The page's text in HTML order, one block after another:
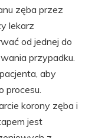
zęba przez
lekarz
od jednej do
przypadku.
aby
procesu.
korony zęba i
jest